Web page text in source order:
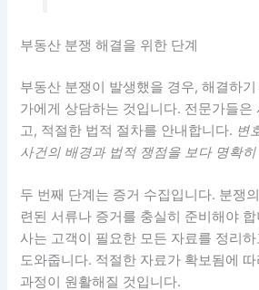
부동산 분쟁 해결을 위한 단계
부동산 분쟁이 발생했을 경우, 해결하
가에게 상담하는 것입니다. 전문가들은
고, 적절한 법적 절차를 안내합니다. 변
사건의 배경과 법적 쟁점을 보다 명확
두 번째 단계는 증거 수집입니다. 분쟁
련된 서류나 증거를 충실히 준비해야 합
사는 고객이 필요한 모든 자료를 정리
도와줍니다. 적절한 자료가 확보됨에
과정이 원활해질 것입니다.